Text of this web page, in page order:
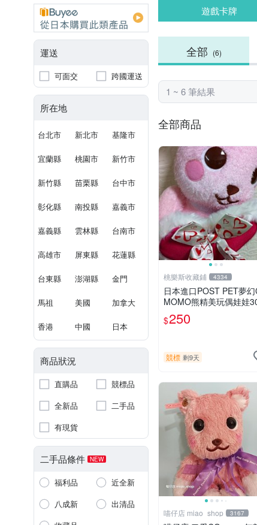
運送
可面交 跨國運送
所在地
台北市 新北市 基隆市
宜蘭縣 桃園市 新竹市
新竹縣 苗栗縣 台中市
彰化縣 南投縣 嘉義市
嘉義縣 雲林縣 台南市
高雄市 屏東縣 花蓮縣
台東縣 澎湖縣 金門
馬祖 美國 加拿大
香港 中國 日本
商品狀況
直購品
競標品
全新品
二手品
有現貨
二手品條件 NEW
福利品
近全新
八成新
出清品
遊戲卡牌
全部 (6)
1 ~ 6 筆結果
全部商品
桃樂斯收藏鋪 4334
日本進口POST PET夢
MOMO熊精美玩偶娃娃
m
$250
競標 剩9天
喵仔店 miao_shop 3167